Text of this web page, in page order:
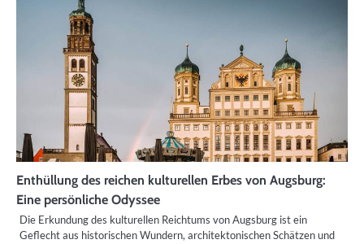
Enthüllung des reichen kulturellen Erbes von Augsburg:
Eine persönliche Odyssee
Die Erkundung des kulturellen Reichtums von Augsburg ist ein
Geflecht aus historischen Wundern, architektonischen Schätzen und